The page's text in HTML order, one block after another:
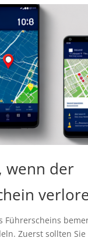
wenn der
Führerscheins
Zuerst sollten